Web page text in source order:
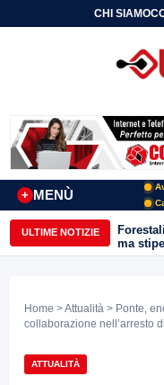
CHI SIAMO
MENÙ
+
ULTIME NOTIZIE
ma
più
Home >Attualità > Ponte,
collaborazione nell’arresto
ATTUALITÀ